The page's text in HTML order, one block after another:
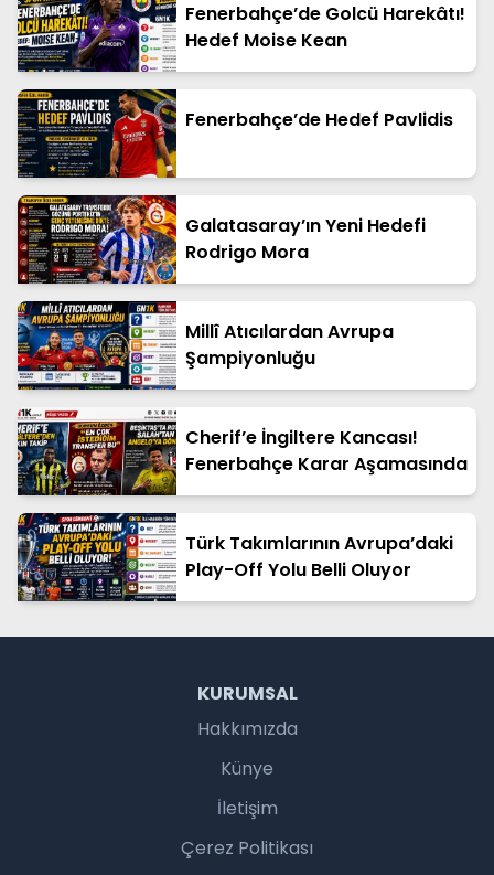
Fenerbahçe’de Golcü Harekâtı!
Hedef Moise Kean
Fenerbahçe’de Hedef Pavlidis
Galatasaray’ın Yeni Hedefi
Rodrigo Mora
Millî Atıcılardan Avrupa
Şampiyonluğu
Cherif’e İngiltere Kancası!
Fenerbahçe Karar Aşamasında
Türk Takımlarının Avrupa’daki
Play-Off Yolu Belli Oluyor
KURUMSAL
Hakkımızda
Künye
İletişim
Çerez Politikası